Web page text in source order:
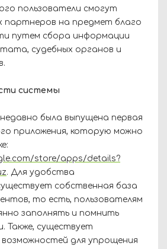
пользователи смогут
партнеров на предмет благо
путем сбора информации
судебных органов и
системы
недавно была выпущена первая
приложения, которую можно
store/apps/details?
. Для удобства
собственная база
то есть, пользователям
заполнять и помнить
Также, существует
для упрощения